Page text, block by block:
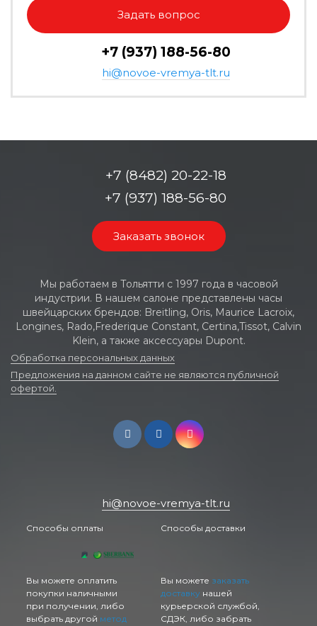
Задать вопрос
+7 (937) 188-56-80
hi@novoe-vremya-tlt.ru
+7 (8482) 20-22-18
+7 (937) 188-56-80
Заказать звонок
Мы работаем в Тольятти с 1997 года в часовой
индустрии. В нашем салоне представлены часы
швейцарских брендов: Breitling, Oris, Maurice Lacroix,
Longines, Rado,Frederique Constant, Certina,Tissot, Calvin
Klein, а также аксессуары Dupont.
Обработка персональных данных
Предложения на данном сайте не являются публичной
офертой.
hi@novoe-vremya-tlt.ru
Способы оплаты
Вы можете оплатить
покупки наличными
при получении, либо
выбрать другой метод
Способы доставки
Вы можете заказать
доставкунашей
курьерской службой,
СДЭК, либо забрать